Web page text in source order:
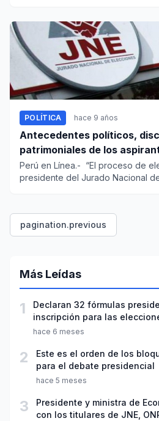
POLÍTICA hace 9 años
Antecedentes políticos,
patrimoniales de los
del JNE
Perú en Línea.- “El proceso de
presidente del Jurado Nacional
pagination.previous
Más Leídas
1
Declaran 32 fórmulas
inscripción para las
hace 6 meses
2
Este es el orden de los
para el debate presidencial
hace 5 meses
3
Presidente y ministra de
con los titulares de JNE,